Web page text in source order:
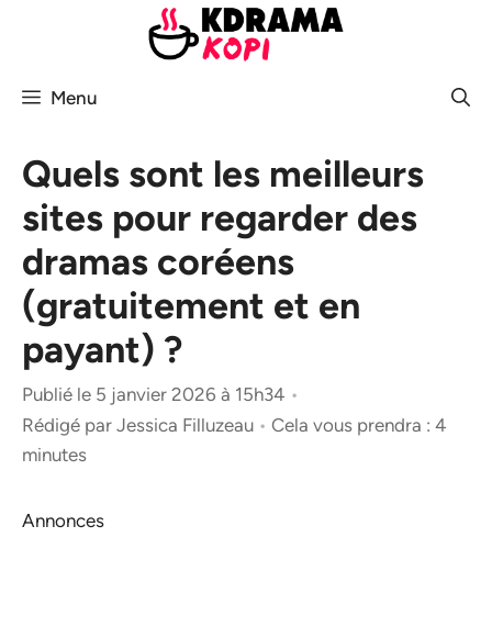
Menu
Quels sont les meilleurs
sites pour regarder des
dramas coréens
(gratuitement et en
payant) ?
Publié le 5 janvier 2026 à 15h34 •
Rédigé par Jessica Filluzeau • Cela vous prendra : 4
minutes
Annonces